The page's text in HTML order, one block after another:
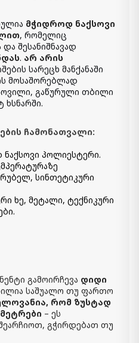
მჭიდროდ ნაქსოვი
, რომელიც
შესანიშნავად
. არ არის
სარეცხ მანქანაში
მოსაშორებლად
გაწურული თბილი
ხსნარში.
ჩამონათვალი:
პოლიესტერი.
სინთეტიკური
ხე, მეტალი, ტექნიკური
გამოირჩევა დიდი
საშუალო თუ ფართო
რომ ზუსტად
– ეს
გჭირდებათ თუ